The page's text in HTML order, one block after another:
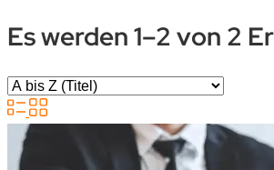
Es werden 1–2 von 2